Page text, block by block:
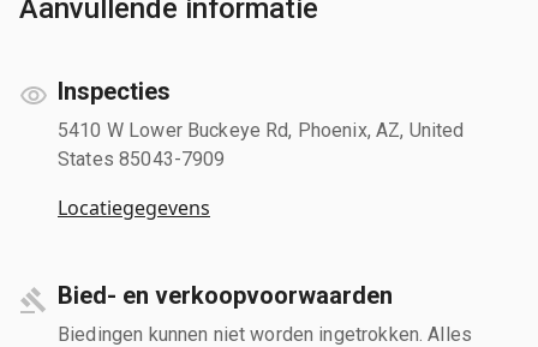
Aanvullende informatie
Inspecties
5410 W Lower Buckeye Rd, Phoenix, AZ, United
States 85043-7909
Locatiegegevens
Bied- en verkoopvoorwaarden
Biedingen kunnen niet worden ingetrokken. Alles